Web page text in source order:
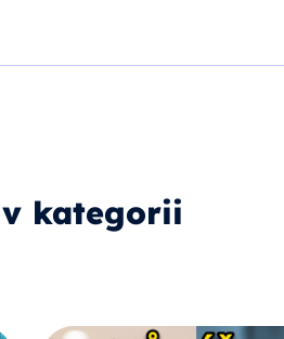
kategorii